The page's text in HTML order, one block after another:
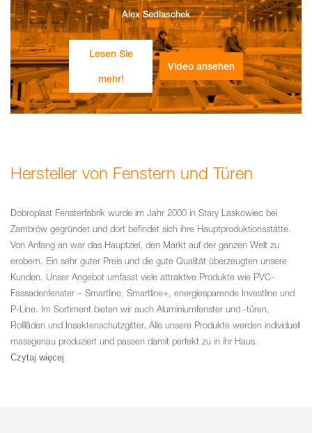
Alex Sedlaschek
Lesen Sie
mehr!
Video ansehen
Hersteller von Fenstern und Türen
Dobroplast Fensterfabrik wurde im Jahr 2000 in Stary Laskowiec bei
Zambrów gegründet und dort befindet sich ihre Hauptproduktionsstätte.
Von Anfang an war das Hauptziel, den Markt auf der ganzen Welt zu
erobern. Ein sehr guter Preis und die gute Qualität überzeugten unsere
Kunden. Unser Angebot umfasst viele attraktive Produkte wie PVC-
Fassadenfenster – Smartline, Smartline+, energiesparende Investline und
P-Line. Im Sortiment bieten wir auch Aluminiumfenster und -türen,
Rollläden und Insektenschutzgitter. Alle unsere Produkte werden individuell
massgenau produziert und passen damit perfekt zu in ihr Haus.
Czytaj więcej